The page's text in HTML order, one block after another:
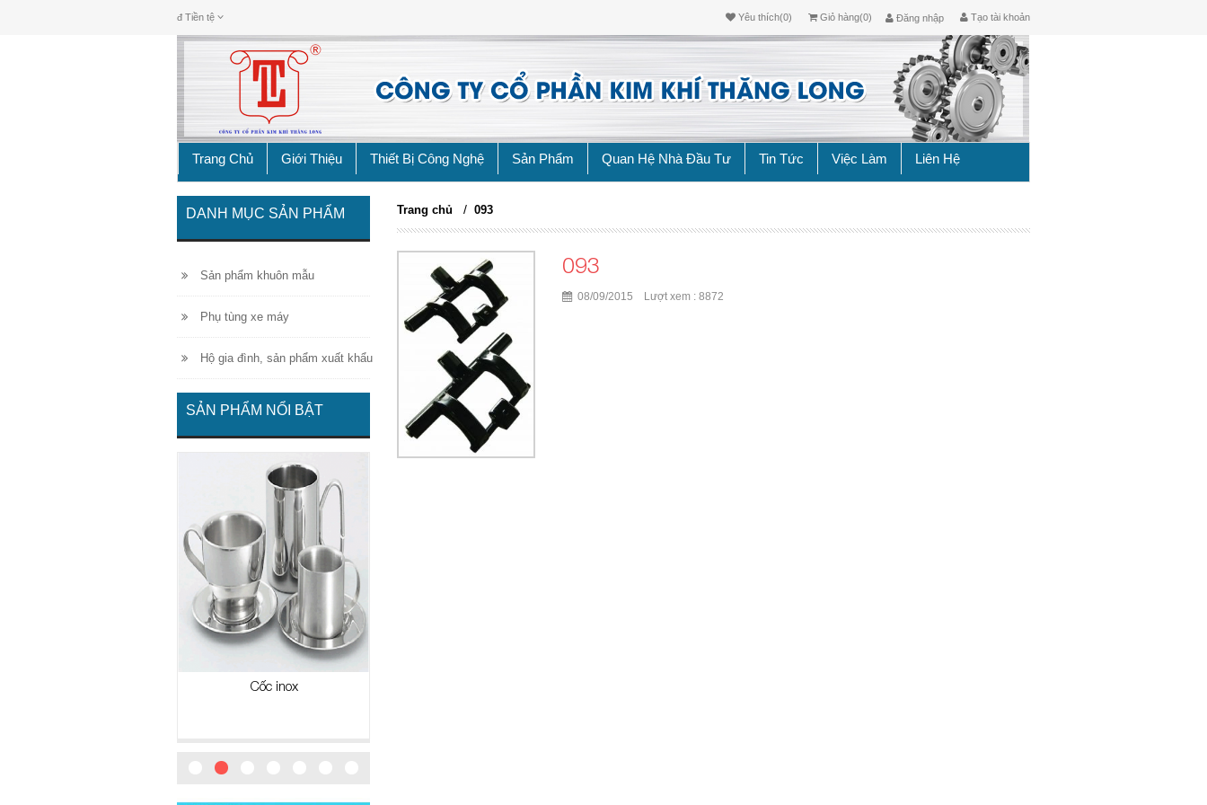
đ Tiền tệ Đăng nhập Tạo tài khoản
Yêu thích(0) Giỏ hàng(0)
Trang Chủ Giới Thiệu Thiết Bị Công Nghệ Sản Phẩm Quan Hệ Nhà Đầu Tư Tin Tức Việc Làm Liên Hệ
DANH MỤC SẢN PHẨM
Sản phẩm khuôn mẫu
Phụ tùng xe máy
Hộ gia đình, sản phẩm xuất khẩu
SẢN PHẨM NỔI BẬT
Cốc inox
Trang chủ / 093
093
08/09/2015 Lượt xem : 8872